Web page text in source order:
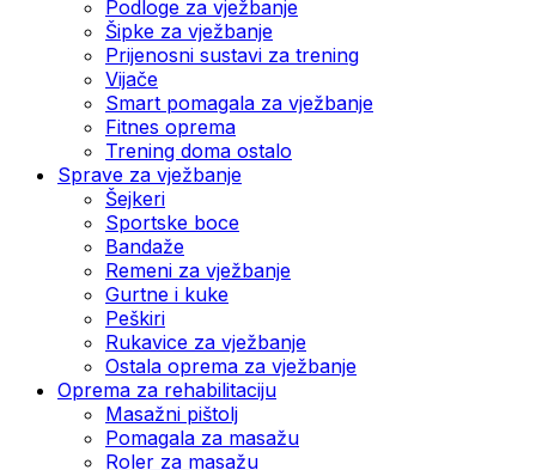
Podloge za vježbanje
Šipke za vježbanje
Prijenosni sustavi za trening
Vijače
Smart pomagala za vježbanje
Fitnes oprema
Trening doma ostalo
Sprave za vježbanje
Šejkeri
Sportske boce
Bandaže
Remeni za vježbanje
Gurtne i kuke
Peškiri
Rukavice za vježbanje
Ostala oprema za vježbanje
Oprema za rehabilitaciju
Masažni pištolj
Pomagala za masažu
Roler za masažu